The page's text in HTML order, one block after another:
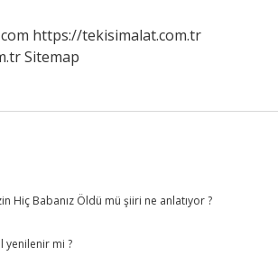
Mı
https://tekisimalat.com.tr
Sitemap
Hiç Babanız Öldü mü şiiri ne anlatıyor ?
yenilenir mi ?